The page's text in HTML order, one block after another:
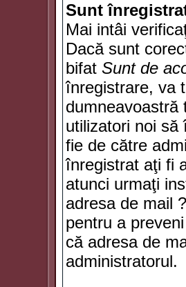
Sunt
Mai intâi
Dacă sunt
bifat Sunt de
înregistrare, va
dumneavoastră
utilizatori noi să
fie de către
înregistrat aţi fi
atunci urmaţi
adresa de mail
pentru a
că adresa de
administratorul.